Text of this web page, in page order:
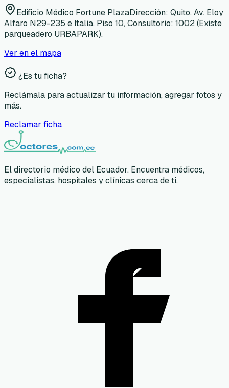
Edificio Médico Fortune PlazaDirección: Quito. Av. Eloy
Alfaro N29-235 e Italia, Piso 10, Consultorio: 1002 (Existe
parqueadero URBAPARK).
Ver en el mapa
¿Es tu ficha?
Reclámala para actualizar tu información, agregar fotos y
más.
Reclamar ficha
El directorio médico del Ecuador. Encuentra médicos,
especialistas, hospitales y clínicas cerca de ti.